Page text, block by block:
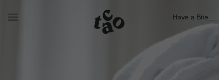
Have a Bite